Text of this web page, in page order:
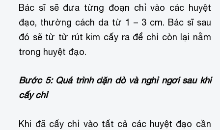
Bác sĩ sẽ đưa từng đoạn chỉ vào các huyệt
đạo, thường cách da từ 1 – 3 cm. Bác sĩ sau
đó sẽ từ từ rút kim cấy ra để chỉ còn lại nằm
trong huyệt đạo.
Bước 5: Quá trình dặn dò và nghỉ ngơi sau khi
cấy chỉ
Khi đã cấy chỉ vào tất cả các huyệt đạo cần